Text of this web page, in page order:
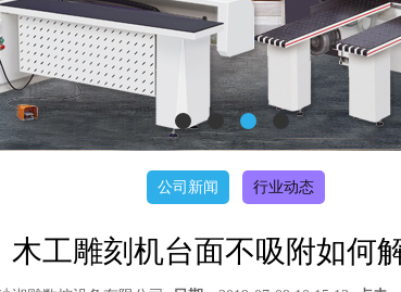
公司新闻 行业动态
木工雕刻机台面不吸附如何